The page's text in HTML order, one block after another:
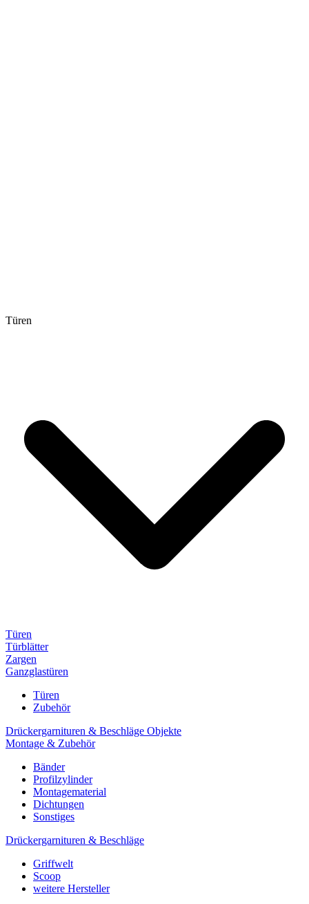
Türen
Türen
Türblätter
Zargen
Ganzglastüren
Türen
Zubehör
Drückergarnituren & Beschläge Objekte
Montage & Zubehör
Bänder
Profilzylinder
Montagematerial
Dichtungen
Sonstiges
Drückergarnituren & Beschläge
Griffwelt
Scoop
weitere Hersteller